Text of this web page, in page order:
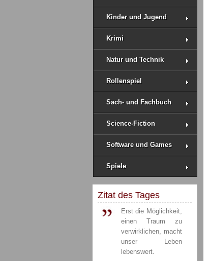
Kinder und Jugend
Krimi
Natur und Technik
Rollenspiel
Sach- und Fachbuch
Science-Fiction
Software und Games
Spiele
Zitat des Tages
Erst die Möglichkeit,
einen Traum zu
verwirklichen, macht
unser Leben
lebenswert.